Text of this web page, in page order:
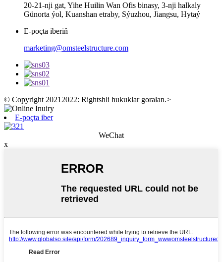
20-21-nji gat, Yihe Huilin Wan Ofis binasy, 3-nji halkaly
Günorta ýol, Kuanshan etraby, Sýuzhou, Jiangsu, Hytaý
E-poçta iberiň
marketing@omsteelstructure.com
© Copyright 20212022: Rightshli hukuklar goralan.>
E-poçta iber
WeChat
x